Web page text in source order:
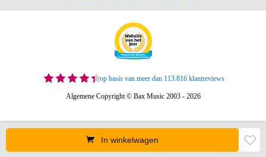
In winkelwagen
op basis van meer dan 113.816 klantreviews
Algemene Copyright © Bax Music 2003 - 2026